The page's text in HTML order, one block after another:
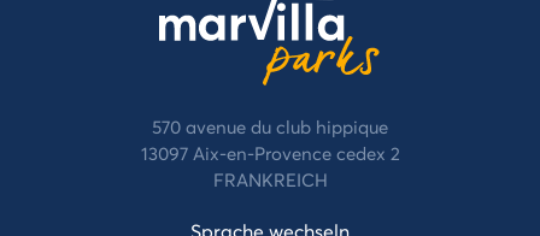
570 avenue du club hippique
13097 Aix-en-Provence cedex 2
FRANKREICH